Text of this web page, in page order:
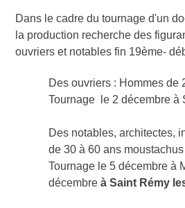
Dans le cadre du tournage d'un
la production recherche des
ouvriers et notables fin 19ème-
Des ouvriers : Hommes de
Tournage le 2 décembre à
Des notables, architectes,
de 30 à 60 ans
Tournage le 5 décembre à
décembreà Saint Rémy